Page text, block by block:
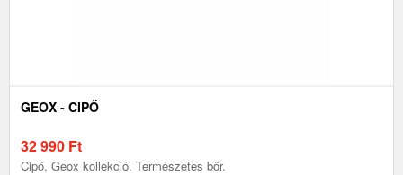
GEOX - CIPŐ
32 990 Ft
Cipő, Geox kollekció. Természetes bőr.